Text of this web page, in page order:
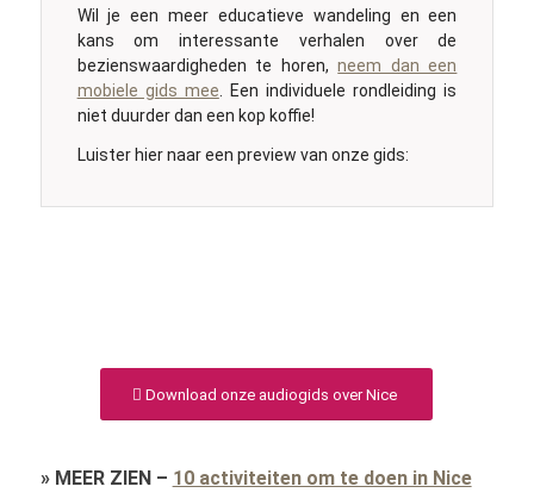
Wil je een meer educatieve wandeling en een
kans om interessante verhalen over de
bezienswaardigheden te horen,neem dan een
mobiele gids mee. Een individuele rondleiding is
niet duurder dan een kop koffie!
Luister hier naar een preview van onze gids:
Download onze audiogids over Nice
» MEER ZIEN– 10 activiteiten om te doen in Nice